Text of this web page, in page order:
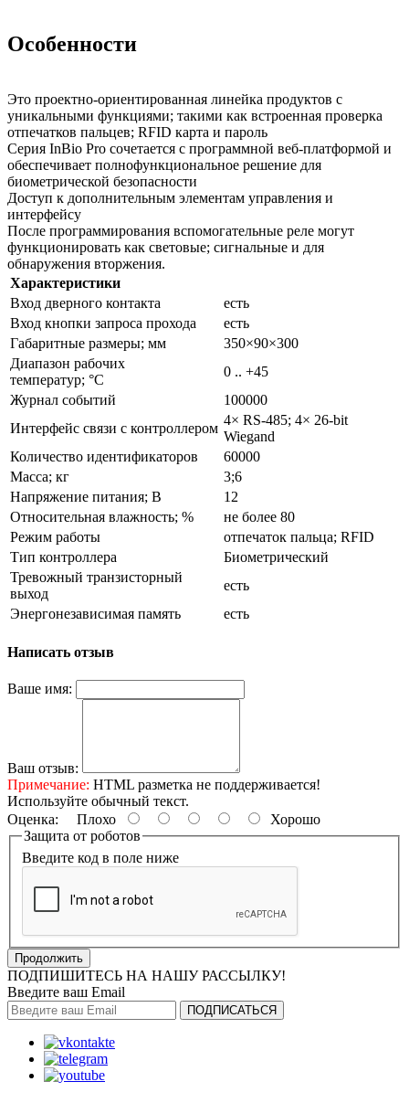
Особенности
Это проектно-ориентированная линейка продуктов с
уникальными функциями; такими как встроенная проверка
отпечатков пальцев; RFID карта и пароль
Серия InBio Pro сочетается с программной веб-платформой и
обеспечивает полнофункциональное решение для
биометрической безопасности
Доступ к дополнительным элементам управления и
интерфейсу
После программирования вспомогательные реле могут
функционировать как световые; сигнальные и для
обнаружения вторжения.
Характеристики
Вход дверного контакта
есть
Вход кнопки запроса прохода
есть
Габаритные размеры; мм
350×90×300
Диапазон рабочих
температур; °C
0 .. +45
Журнал событий
100000
Интерфейс связи с контроллером
4× RS-485; 4× 26-bit
Wiegand
Количество идентификаторов
60000
Масса; кг
3;6
Напряжение питания; В
12
Относительная влажность; %
не более 80
Режим работы
отпечаток пальца; RFID
Тип контроллера
Биометрический
Тревожный транзисторный
выход
есть
Энергонезависимая память
есть
Написать отзыв
Ваше имя:
Ваш отзыв:
Примечание: HTML разметка не поддерживается!
Используйте обычный текст.
Оценка: Плохо
Хорошо
Защита от роботов
Введите код в поле ниже
Продолжить
ПОДПИШИТЕСЬ НА НАШУ РАССЫЛКУ!
Введите ваш Email
ПОДПИСАТЬСЯ